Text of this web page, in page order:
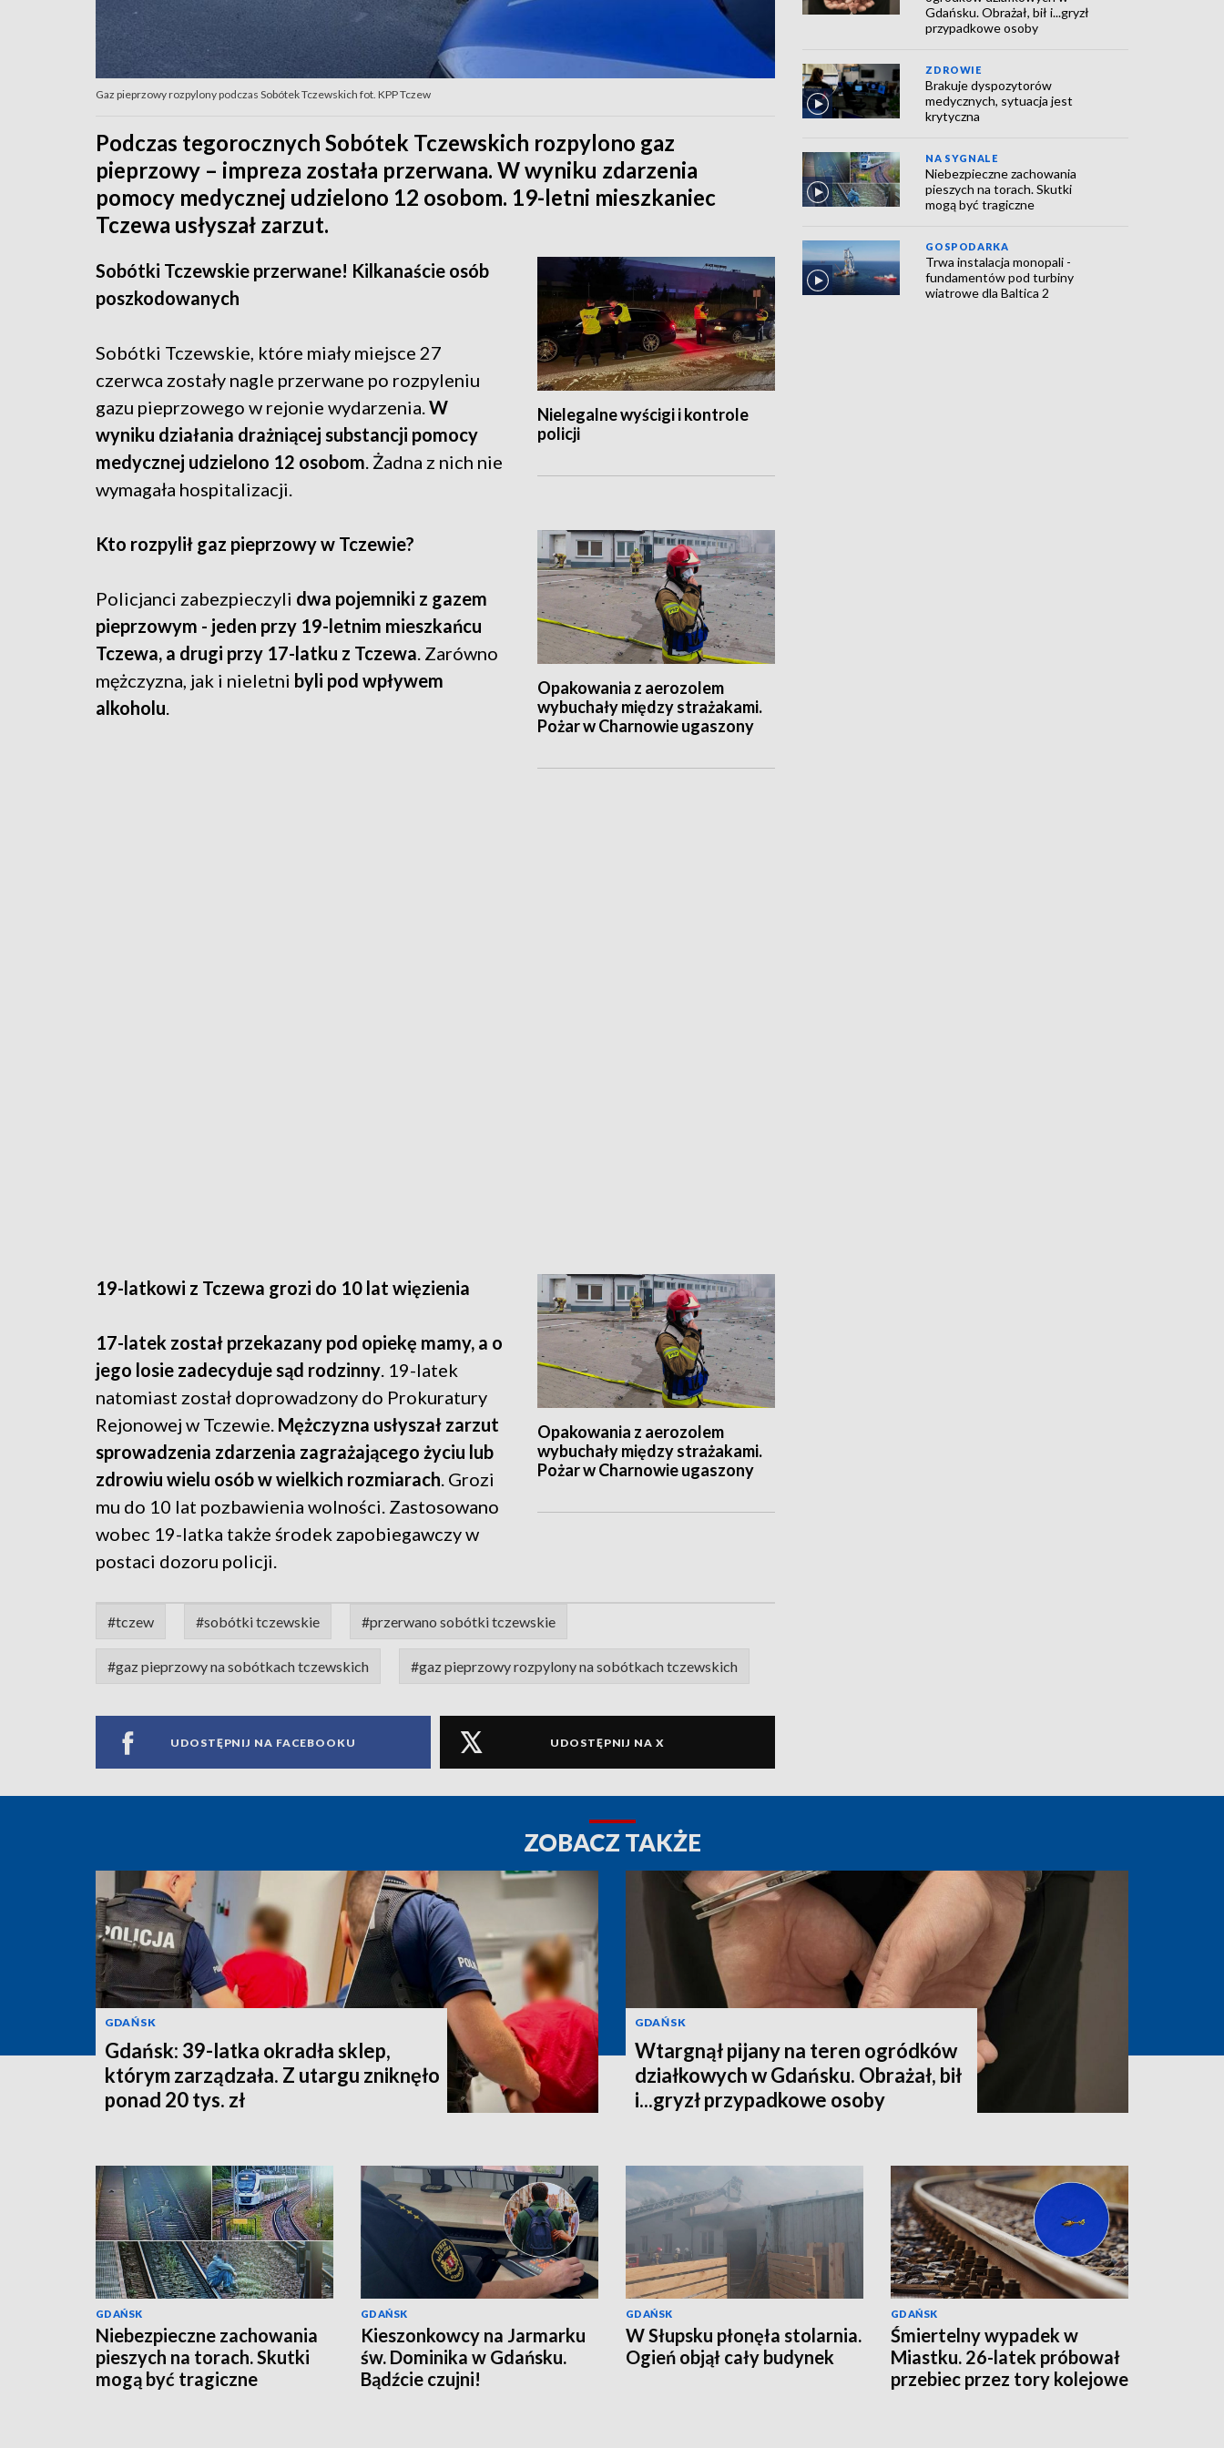
Gaz pieprzowy rozpylony podczas Sobótek Tczewskich fot. KPP Tczew
Podczas tegorocznych Sobótek Tczewskich rozpylono gaz
pieprzowy – impreza została przerwana. W wyniku zdarzenia
pomocy medycznej udzielono 12 osobom. 19-letni mieszkaniec
Tczewa usłyszał zarzut.
Nielegalne wyścigi i kontrole
policji
Sobótki Tczewskie przerwane! Kilkanaście osób
poszkodowanych
Sobótki Tczewskie, które miały miejsce 27
czerwca zostały nagle przerwane po rozpyleniu
gazu pieprzowego w rejonie wydarzenia.W
wyniku działania drażniącej substancji pomocy
medycznej udzielono 12 osobom. Żadna z nich nie
wymagała hospitalizacji.
Opakowania z aerozolem
wybuchały między strażakami.
Pożar w Charnowie ugaszony
Kto rozpylił gaz pieprzowy w Tczewie?
Policjanci zabezpieczyli dwa pojemniki z gazem
pieprzowym - jeden przy 19-letnim mieszkańcu
Tczewa, a drugi przy 17-latku z Tczewa. Zarówno
mężczyzna, jak i nieletni byli pod wpływem
alkoholu.
Opakowania z aerozolem
wybuchały między strażakami.
Pożar w Charnowie ugaszony
19-latkowi z Tczewa grozi do 10 lat więzienia
17-latek został przekazany pod opiekę mamy, a o
jego losie zadecyduje sąd rodzinny. 19-latek
natomiast został doprowadzony do Prokuratury
Rejonowej w Tczewie. Mężczyzna usłyszał zarzut
sprowadzenia zdarzenia zagrażającego życiu lub
zdrowiu wielu osób w wielkich rozmiarach. Grozi
mu do 10 lat pozbawienia wolności. Zastosowano
wobec 19-latka także środek zapobiegawczy w
postaci dozoru policji.
#tczew #sobótki tczewskie #przerwano sobótki tczewskie
#gaz pieprzowy na sobótkach tczewskich #gaz pieprzowy rozpylony na sobótkach tczewskich
UDOSTĘPNIJ NA FACEBOOKU UDOSTĘPNIJ NA X
Gdańsku. Obrażał, bił i...gryzł
przypadkowe osoby
ZDROWIE
Brakuje dyspozytorów
medycznych, sytuacja jest
krytyczna
NA SYGNALE
Niebezpieczne zachowania
pieszych na torach. Skutki
mogą być tragiczne
GOSPODARKA
Trwa instalacja monopali -
fundamentów pod turbiny
wiatrowe dla Baltica 2
ZOBACZ TAKŻE
GDAŃSK
Gdańsk: 39-latka okradła sklep,
którym zarządzała. Z utargu zniknęło
ponad 20 tys. zł
GDAŃSK
Wtargnął pijany na teren ogródków
działkowych w Gdańsku. Obrażał, bił
i...gryzł przypadkowe osoby
GDAŃSK
Niebezpieczne zachowania
pieszych na torach. Skutki
mogą być tragiczne
GDAŃSK
Kieszonkowcy na Jarmarku
św. Dominika w Gdańsku.
Bądźcie czujni!
GDAŃSK
W Słupsku płonęła stolarnia.
Ogień objął cały budynek
GDAŃSK
Śmiertelny wypadek w
Miastku. 26-latek próbował
przebiec przez tory kolejowe